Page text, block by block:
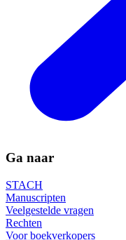
Ga naar
STACH
Manuscripten
Veelgestelde vragen
Rechten
Voor boekverkopers